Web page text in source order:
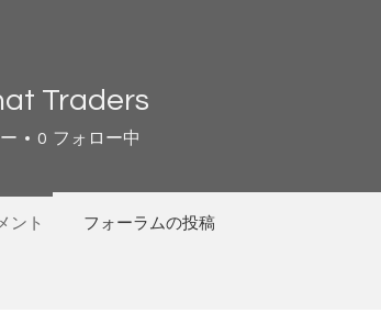
Traders
0 フォロー中
ント フォーラムの投稿